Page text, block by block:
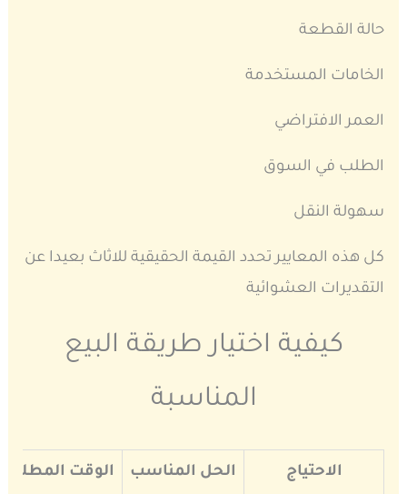
حالة القطعة
الخامات المستخدمة
العمر الافتراضي
الطلب في السوق
سهولة النقل
كل هذه المعايير تحدد القيمة الحقيقية للاثاث بعيدا عن
التقديرات العشوائية
كيفية اختيار طريقة البيع
المناسبة
الاحتياج الحل المناسب الوقت